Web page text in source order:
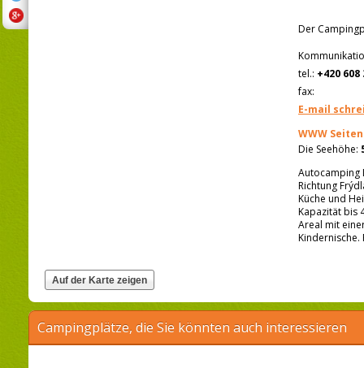
Der
tel.: +420 608
fax:
E-mail
WWW Seiten
Die Seehöhe:
Autocamping
Richtung
Küche und
Kapazität bis
Areal mit
Campingplätze, die Sie könnten auch interessieren